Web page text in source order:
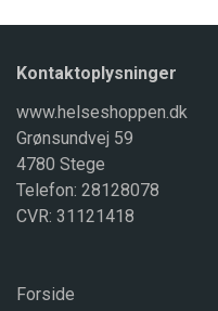
Kontaktoplysninger
www.helseshoppen.dk
Grønsundvej 59
4780 Stege
Telefon: 28128078
CVR: 31121418
Forside